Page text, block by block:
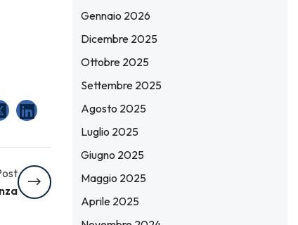
Gennaio 2026
Dicembre 2025
Ottobre 2025
Settembre 2025
Agosto 2025
Luglio 2025
Giugno 2025
Maggio 2025
Aprile 2025